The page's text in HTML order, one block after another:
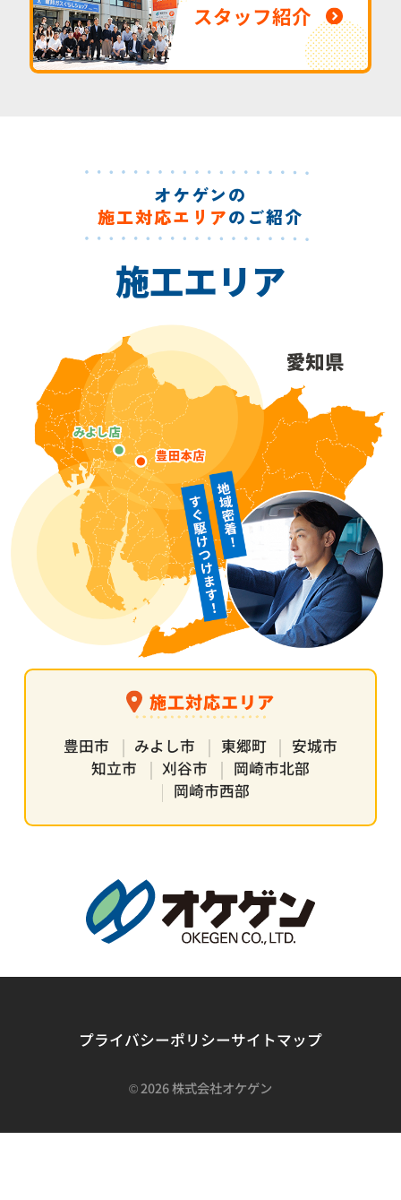
スタッフ紹介
オケゲンの
施工対応エリアのご紹介
施工エリア
施工対応エリア
豊田市 みよし市 東郷町
安城市
知立市
刈谷市
岡崎市北部
岡崎市西部
プライバシーポリシーサイトマップ
©2026 株式会社オケゲン